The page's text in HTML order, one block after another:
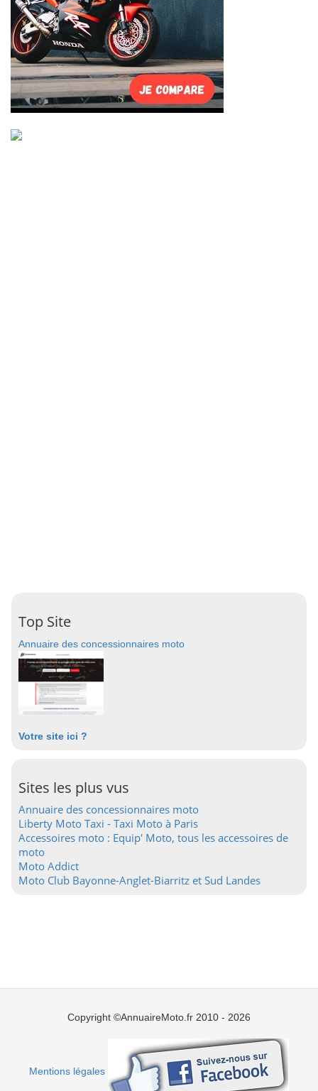
Top Site
Annuaire des concessionnaires moto
Votre site ici ?
Sites les plus vus
Annuaire des concessionnaires moto
Liberty Moto Taxi - Taxi Moto à Paris
Accessoires moto : Equip' Moto, tous les accessoires de
moto
Moto Addict
Moto Club Bayonne-Anglet-Biarritz et Sud Landes
Copyright ©AnnuaireMoto.fr 2010 - 2026
Mentions légales